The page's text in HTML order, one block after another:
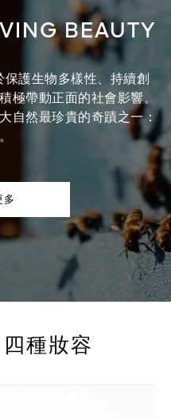
BEAUTY
護生物多樣性、持續創
極帶動正面的社會影響。
自然最珍貴的奇蹟之一：
多
種妝容